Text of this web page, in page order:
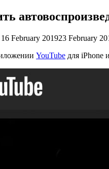
16 February 201923 February
YouTube для iPhone